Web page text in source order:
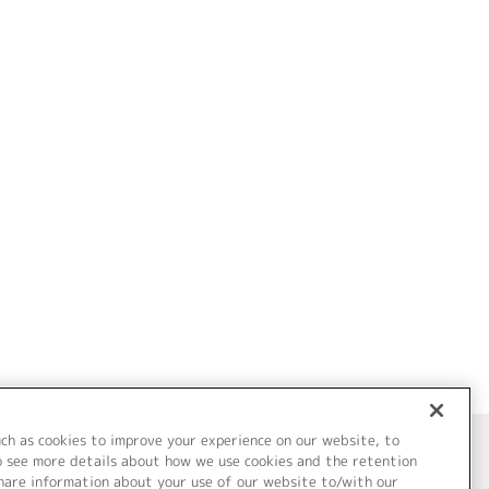
as cookies to improve your experience on our website, to
see more details about how we use cookies and the retention
information about your use of our website to/with our